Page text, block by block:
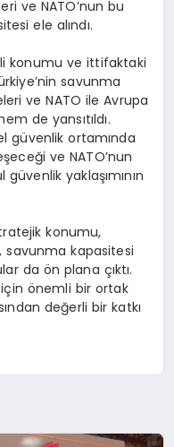
ve NATO’nun bu
ele alındı.
konumu ve ittifaktaki
savunma
ve NATO ile Avrupa
de yansıtıldı.
güvenlik ortamında
ve NATO’nun
yaklaşımının
konumu,
savunma kapasitesi
da ön plana çıktı.
için önemli bir ortak
değerli bir katkı